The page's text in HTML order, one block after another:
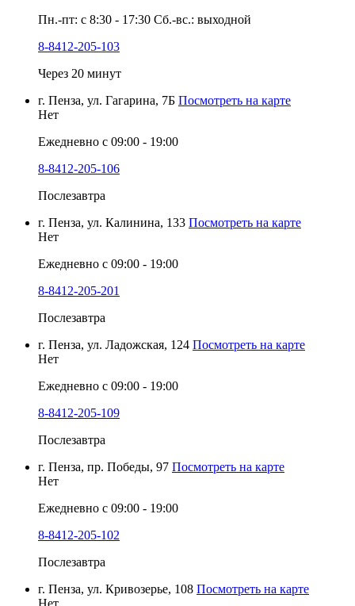
Пн.-пт: с 8:30 - 17:30 Сб.-вс.: выходной
8-8412-205-103
Через 20 минут
г. Пенза, ул. Гагарина, 7Б Посмотреть на карте
Нет
Ежедневно с 09:00 - 19:00
8-8412-205-106
Послезавтра
г. Пенза, ул. Калинина, 133 Посмотреть на карте
Нет
Ежедневно с 09:00 - 19:00
8-8412-205-201
Послезавтра
г. Пенза, ул. Ладожская, 124 Посмотреть на карте
Нет
Ежедневно с 09:00 - 19:00
8-8412-205-109
Послезавтра
г. Пенза, пр. Победы, 97 Посмотреть на карте
Нет
Ежедневно с 09:00 - 19:00
8-8412-205-102
Послезавтра
г. Пенза, ул. Кривозерье, 108 Посмотреть на карте
Нет